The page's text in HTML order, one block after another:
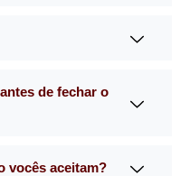
de fechar o
vocês aceitam?